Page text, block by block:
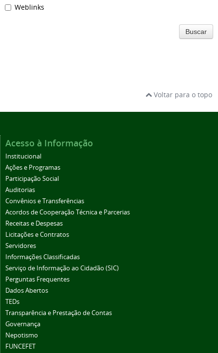
Weblinks
Buscar
Voltar para o topo
Acesso à Informação
Institucional
Ações e Programas
Participação Social
Auditorias
Convênios e Transferências
Acordos de Cooperação Técnica e Parcerias
Receitas e Despesas
Licitações e Contratos
Servidores
Informações Classificadas
Serviço de Informação ao Cidadão (SIC)
Perguntas Frequentes
Dados Abertos
TEDs
Transparência e Prestação de Contas
Governança
Nepotismo
FUNCEFET